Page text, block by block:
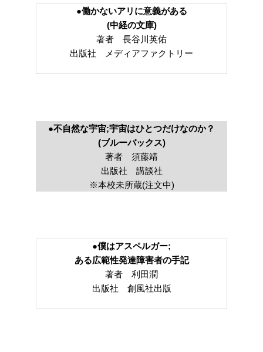
●働かないアリに意義がある
(中経の文庫)
著者 長谷川英佑
出版社 メディアファクトリー
●不自然な宇宙;宇宙はひとつだけなのか？
(ブルーバックス)
著者 須藤靖
出版社 講談社
※本校未所蔵(注文中)
●僕はアスペルガー;
ある広範性発達障害者の手記
著者 利田潤
出版社 創風社出版